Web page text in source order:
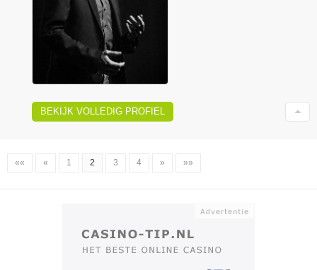
BEKIJK VOLLEDIG PROFIEL
«« « 1 2 3 4 » »»